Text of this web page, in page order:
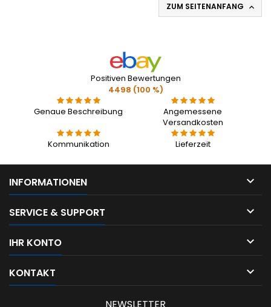
ZUM SEITENANFANG 
Positiven Bewertungen
4498 (100 %)
Genaue Beschreibung
Angemessene
Versandkosten
Kommunikation
Lieferzeit
INFORMATIONEN 
SERVICE & SUPPORT 
IHR KONTO 
KONTAKT 